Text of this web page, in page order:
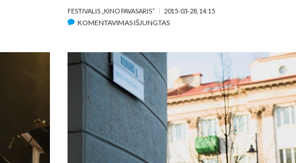
FESTIVALIS „KINO PAVASARIS“ 2015-03-28, 14:15
KOMENTAVIMAS IŠJUNGTASĮRAŠE
PRASIDEDA
ŠIAULIUOSE
IR
PANEVĖŽYJE
SU
10
RINKTINIŲ
JUOSTŲ